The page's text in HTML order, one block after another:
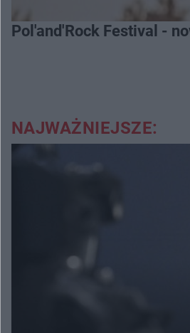
Pol'and'Rock Festival -
NAJWAŻNIEJSZE: